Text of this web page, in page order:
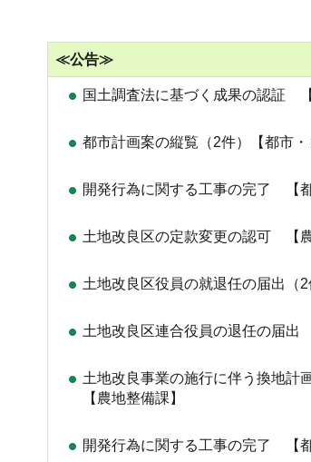
≪公告≫
国土調査法に基づく成果の認証
都市計画案の縦覧（2件）【都市・
開発行為に関する工事の完了 【
土地改良区の定款変更の認可 【農
土地改良区役員の就退任の届出（2
土地改良区連合役員の退任の届出
土地改良事業の施行に伴う換地
【農地整備課】
開発行為に関する工事の完了 【